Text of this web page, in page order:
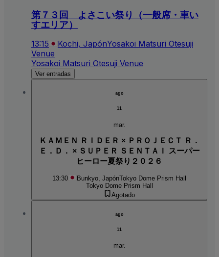
第７３回 よさこい祭り（一般席・車い
すエリア）
13:15 Kochi, JapónYosakoi Matsuri Otesuji
Venue
Yosakoi Matsuri Otesuji Venue
Ver entradas
ago
11
mar.
ＫＡＭＥＮ ＲＩＤＥＲ × ＰＲＯＪＥＣＴ Ｒ．
Ｅ．Ｄ． × ＳＵＰＥＲ ＳＥＮＴＡＩ スーパー
ヒーロー夏祭り２０２６
13:30 Bunkyo, JapónTokyo Dome Prism Hall
Tokyo Dome Prism Hall
Agotado
ago
11
mar.